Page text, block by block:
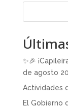
✨🎉
de agosto
Actividades
El Gobierno